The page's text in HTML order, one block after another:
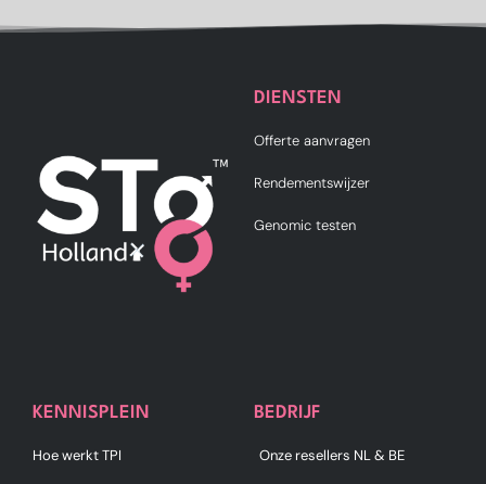
DIENSTEN
Offerte aanvragen
Rendementswijzer
Genomic testen
KENNISPLEIN
Hoe werkt TPI
BEDRIJF
Onze resellers NL & BE